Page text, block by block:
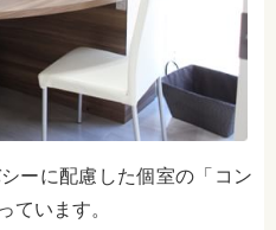
ーに配慮した個室の「コン
ています。